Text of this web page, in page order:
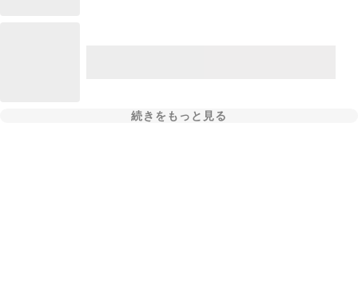
続きをもっと見る